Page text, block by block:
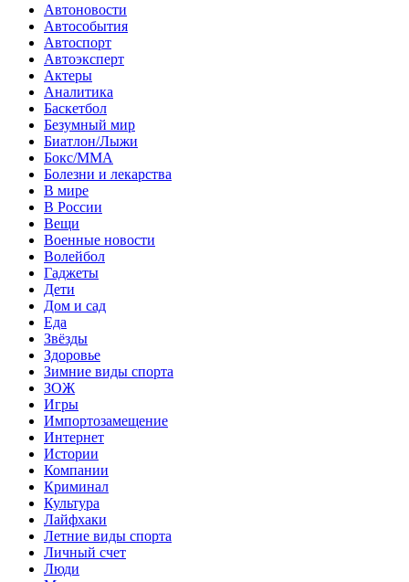
Автоновости
Автособытия
Автоспорт
Автоэксперт
Актеры
Аналитика
Баскетбол
Безумный мир
Биатлон/Лыжи
Бокс/MMA
Болезни и лекарства
В мире
В России
Вещи
Военные новости
Волейбол
Гаджеты
Дети
Дом и сад
Еда
Звёзды
Здоровье
Зимние виды спорта
ЗОЖ
Игры
Импортозамещение
Интернет
Истории
Компании
Криминал
Культура
Лайфхаки
Летние виды спорта
Личный счет
Люди